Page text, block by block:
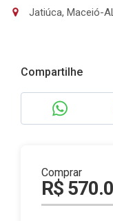
Jatiúca, Maceió-
Compartilhe
Comprar
R$